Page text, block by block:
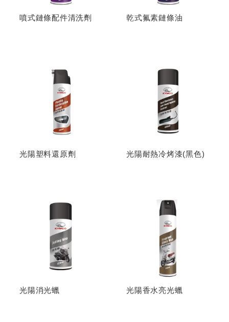
噴式鏈條配件清洗劑 乾式氟素鏈條油
光陽塑料還原劑 光陽耐熱冷烤漆(黑色)
光陽消光蠟 光陽香水亮光蠟